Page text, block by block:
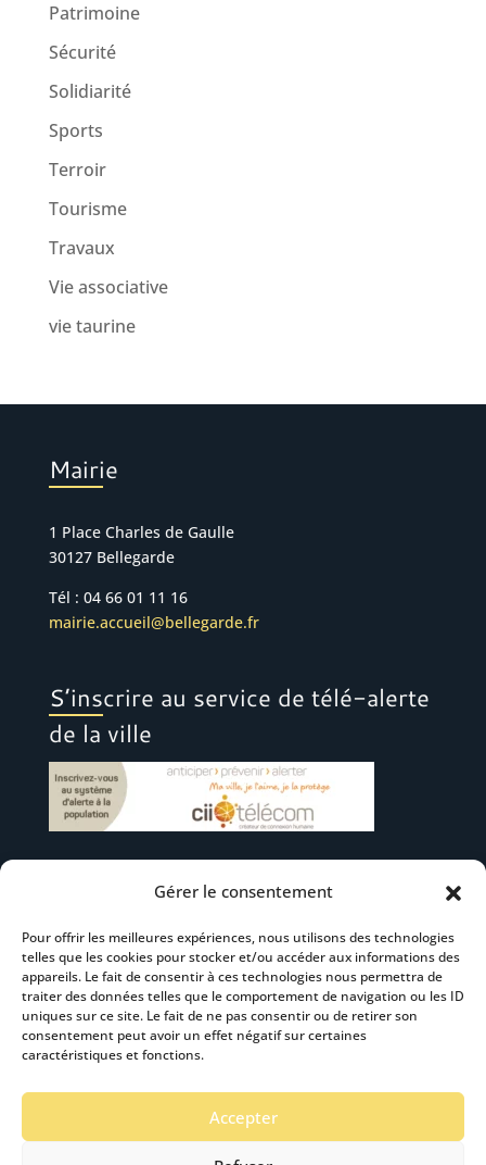
Gérer le consentement
Pour offrir les meilleures expériences, nous utilisons des technologies
telles que les cookies pour stocker et/ou accéder aux informations des
appareils. Le fait de consentir à ces technologies nous permettra de
traiter des données telles que le comportement de navigation ou les ID
uniques sur ce site. Le fait de ne pas consentir ou de retirer son
consentement peut avoir un effet négatif sur certaines
caractéristiques et fonctions.
Accepter
Patrimoine
Sécurité
Solidiarité
Sports
Terroir
Tourisme
Travaux
Vie associative
vie taurine
Mairie
1 Place Charles de Gaulle
30127 Bellegarde
Tél : 04 66 01 11 16
mairie.accueil@bellegarde.fr
S’inscrire au service de télé-alerte
de la ville
Suivez-nous
S’abonner à la newsletter